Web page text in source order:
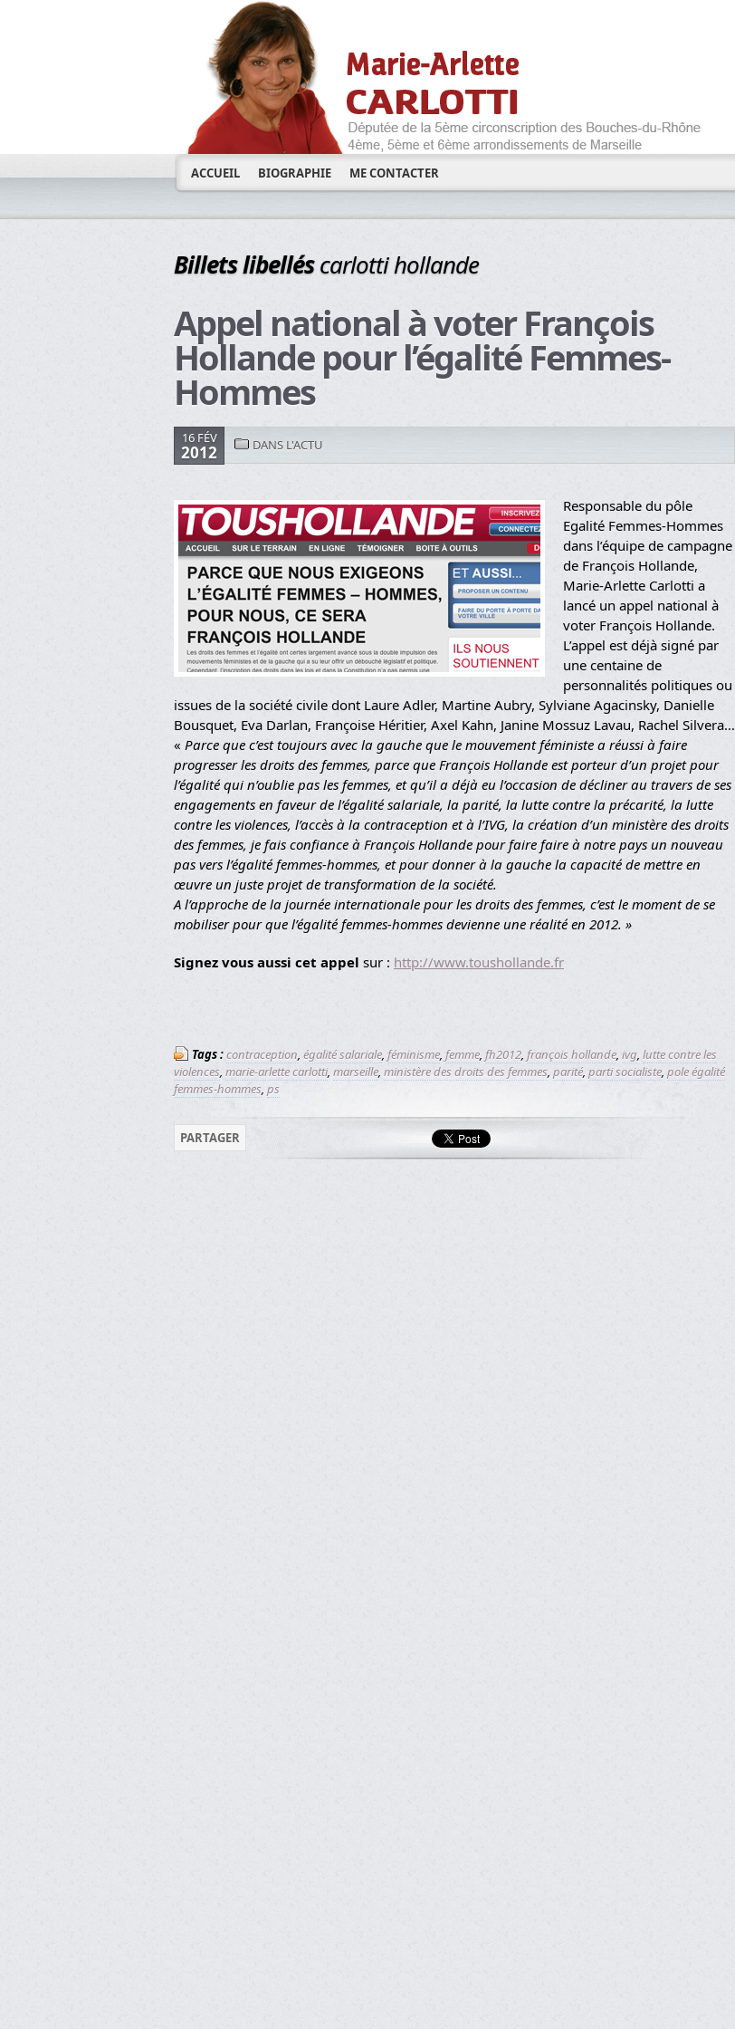
ACCUEIL BIOGRAPHIE ME CONTACTER
Billets libelléscarlotti hollande
Appel national à voter François
Hollande pour l’égalité Femmes-
Hommes
16 FÉV
2012 DANS L'ACTU
Responsable du pôle
Egalité Femmes-Hommes
dans l’équipe de campagne
de François Hollande,
Marie-Arlette Carlotti a
lancé un appel national à
voter François Hollande.
L’appel est déjà signé par
une centaine de
personnalités politiques ou
issues de la société civile dont Laure Adler, Martine Aubry, Sylviane Agacinsky, Danielle
Bousquet, Eva Darlan, Françoise Héritier, Axel Kahn, Janine Mossuz Lavau, Rachel Silvera…
« Parce que c’est toujours avec la gauche que le mouvement féministe a réussi à faire
progresser les droits des femmes, parce que François Hollande est porteur d’un projet pour
l’égalité qui n’oublie pas les femmes, et qu’il a déjà eu l’occasion de décliner au travers de ses
engagements en faveur de l’égalité salariale, la parité, la lutte contre la précarité, la lutte
contre les violences, l’accès à la contraception et à l’IVG, la création d’un ministère des droits
des femmes, je fais confiance à François Hollande pour faire faire à notre pays un nouveau
pas vers l’égalité femmes-hommes, et pour donner à la gauche la capacité de mettre en
œuvre un juste projet de transformation de la société.
A l’approche de la journée internationale pour les droits des femmes, c’est le moment de se
mobiliser pour que l’égalité femmes-hommes devienne une réalité en 2012. »
Signez vous aussi cet appel sur : http://www.toushollande.fr
Tags :contraception, égalité salariale, féminisme, femme, fh2012, françois hollande, ivg, lutte contre les
violences, marie-arlette carlotti, marseille, ministère des droits des femmes, parité, parti socialiste, pole égalité
femmes-hommes, ps
PARTAGER